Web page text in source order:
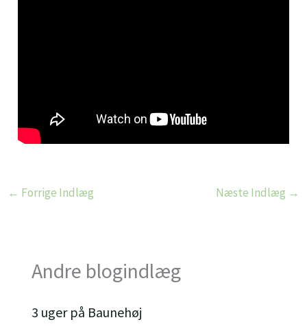
← Forrige Indlæg Næste Indlæg →
Andre blogindlæg
3 uger på Baunehøj